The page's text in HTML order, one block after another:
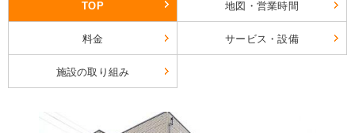
TOP 地図・営業時間
料金 サービス・設備
施設の取り組み